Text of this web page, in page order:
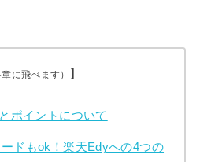
に飛べます） 】
ポイントについて
ドもok！楽天Edyへの4つの